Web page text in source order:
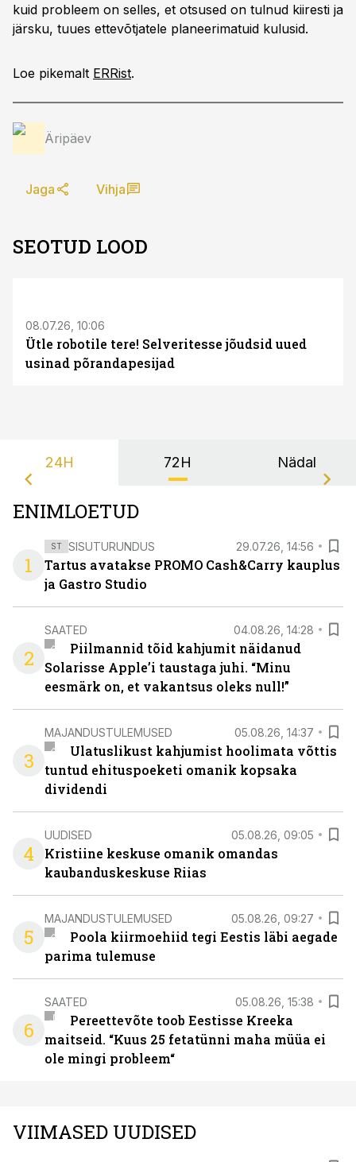
kuid probleem on selles, et otsused on tulnud kiiresti ja
järsku, tuues ettevõtjatele planeerimatuid kulusid.
Loe pikemalt ERRist.
Äripäev
Jaga Vihja
SEOTUD LOOD
08.07.26, 10:06
Ütle robotile tere! Selveritesse jõudsid uued
usinad põrandapesijad
24H 72H Nädal
ENIMLOETUD
1
ST SISUTURUNDUS 29.07.26, 14:56
Tartus avatakse PROMO Cash&Carry kauplus
ja Gastro Studio
2
SAATED 04.08.26, 14:28
Piilmannid tõid kahjumit näidanud
Solarisse Apple’i taustaga juhi. “Minu
eesmärk on, et vakantsus oleks null!”
3
MAJANDUSTULEMUSED 05.08.26, 14:37
Ulatuslikust kahjumist hoolimata võttis
tuntud ehituspoeketi omanik kopsaka
dividendi
4
UUDISED 05.08.26, 09:05
Kristiine keskuse omanik omandas
kaubanduskeskuse Riias
5
MAJANDUSTULEMUSED 05.08.26, 09:27
Poola kiirmoehiid tegi Eestis läbi aegade
parima tulemuse
6
SAATED 05.08.26, 15:38
Pereettevõte toob Eestisse Kreeka
maitseid. “Kuus 25 fetatünni maha müüa ei
ole mingi probleem“
VIIMASED UUDISED